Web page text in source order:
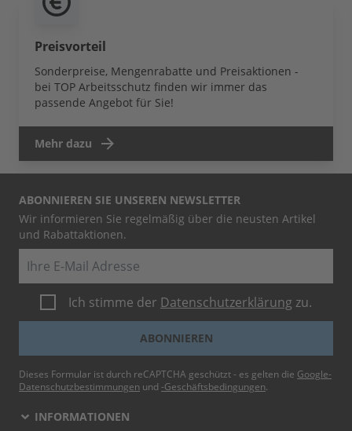
Preisvorteil
Sonderpreise, Mengenrabatte und Preisaktionen -
bei TOP Arbeitsschutz finden wir immer das
passende Angebot für Sie!
Mehr dazu
ABONNIEREN SIE UNSEREN NEWSLETTER
Wir informieren Sie regelmäßig über die neusten Artikel
und Rabattaktionen.
Ich stimme der Datenschutzerklärung zu.
ABONNIEREN
Dieses Formular ist durch reCAPTCHA geschützt - es gelten die Google-
Datenschutzbestimmungen und -Geschäftsbedingungen.
INFORMATIONEN